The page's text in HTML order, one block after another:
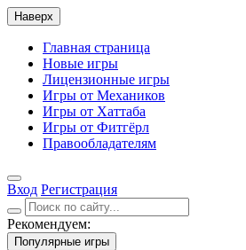
Наверх
Главная страница
Новые игры
Лицензионные игры
Игры от Механиков
Игры от Хаттаба
Игры от Фитгёрл
Правообладателям
Вход Регистрация
Рекомендуем:
Популярные игры